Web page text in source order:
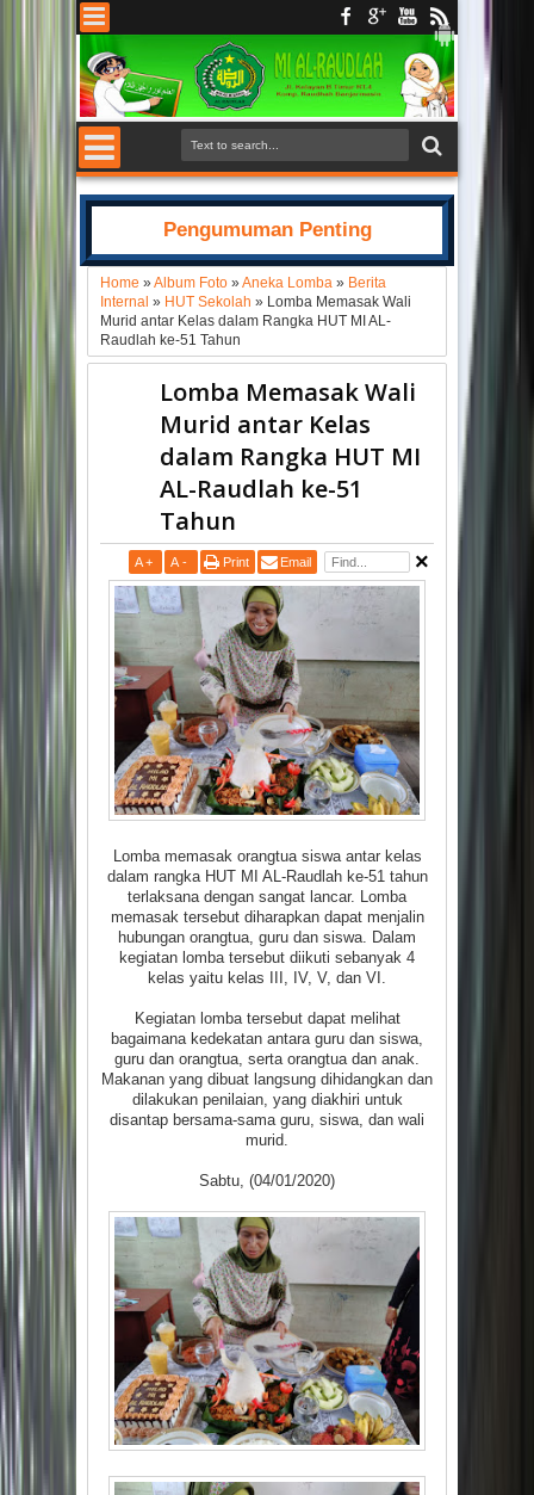
Pengumuman Penting
Home »Album Foto »Aneka Lomba » Berita
Internal » HUT Sekolah » Lomba Memasak Wali
Murid antar Kelas dalam Rangka HUT MI AL-
Raudlah ke-51 Tahun
Lomba Memasak Wali
Murid antar Kelas
dalam Rangka HUT MI
AL-Raudlah ke-51
Tahun
A + A - Print Email
Lomba memasak orangtua siswa antar kelas
dalam rangka HUT MI AL-Raudlah ke-51 tahun
terlaksana dengan sangat lancar. Lomba
memasak tersebut diharapkan dapat menjalin
hubungan orangtua, guru dan siswa. Dalam
kegiatan lomba tersebut diikuti sebanyak 4
kelas yaitu kelas III, IV, V, dan VI.
Kegiatan lomba tersebut dapat melihat
bagaimana kedekatan antara guru dan siswa,
guru dan orangtua, serta orangtua dan anak.
Makanan yang dibuat langsung dihidangkan dan
dilakukan penilaian, yang diakhiri untuk
disantap bersama-sama guru, siswa, dan wali
murid.
Sabtu, (04/01/2020)